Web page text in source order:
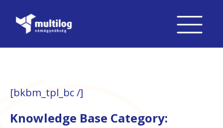
[bkbm_tpl_bc /]
Knowledge Base Category: